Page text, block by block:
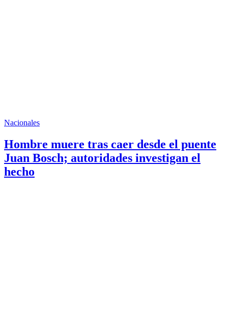
Nacionales
Hombre muere tras caer desde el puente
Juan Bosch; autoridades investigan el
hecho